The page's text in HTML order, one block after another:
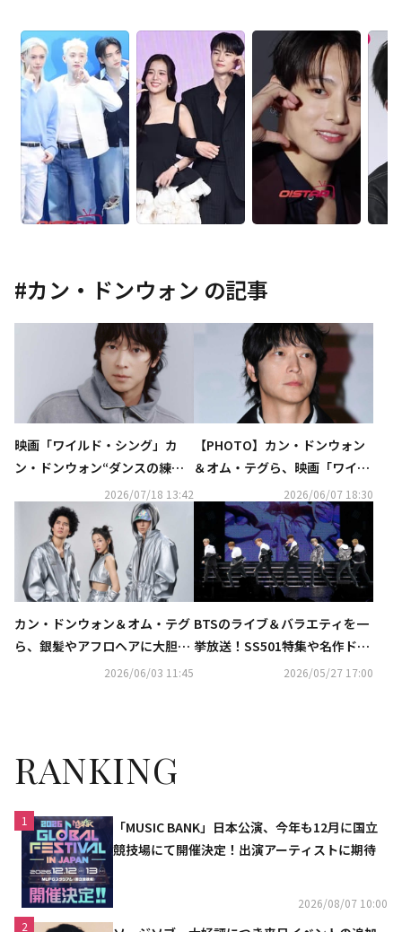
#カン・ドンウォン の記事
映画「ワイルド・シング」カ
ン・ドンウォン“ダンスの練習
中に肋骨を負傷も…本当にデビ
ューする気分だった”
2026/07/18 13:42
【PHOTO】カン・ドンウォン
＆オム・テグら、映画「ワイル
ド・シング」舞台挨拶に出席
2026/06/07 18:30
カン・ドンウォン＆オム・テグ
ら、銀髪やアフロヘアに大胆イ
メチェン！劇中のコンセプトフ
2026/06/03 11:45
BTSのライブ＆バラエティを一
挙放送！SS501特集や名作ドラ
マ、ビョン・ウソク出演バラエ
2026/05/27 17:00
RANKING
1
「MUSIC BANK」日本公演、今年も12月に国立
競技場にて開催決定！出演アーティストに期待
2026/08/07 10:00
2